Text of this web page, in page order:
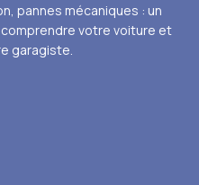
pannes mécaniques : un
votre voiture et
garagiste.